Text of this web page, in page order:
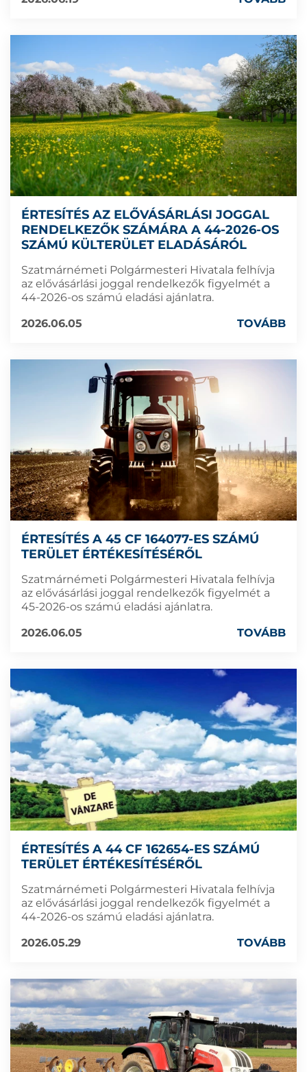
ÉRTESÍTÉS AZ ELŐVÁSÁRLÁSI JOGGAL
RENDELKEZŐK SZÁMÁRA A 44-2026-OS
SZÁMÚ KÜLTERÜLET ELADÁSÁRÓL
Szatmárnémeti Polgármesteri Hivatala felhívja
az elővásárlási joggal rendelkezők figyelmét a
44-2026-os számú eladási ajánlatra.
2026.06.05
TOVÁBB
ÉRTESÍTÉS A 45 CF 164077-ES SZÁMÚ
TERÜLET ÉRTÉKESÍTÉSÉRŐL
Szatmárnémeti Polgármesteri Hivatala felhívja
az elővásárlási joggal rendelkezők figyelmét a
45-2026-os számú eladási ajánlatra.
2026.06.05
TOVÁBB
ÉRTESÍTÉS A 44 CF 162654-ES SZÁMÚ
TERÜLET ÉRTÉKESÍTÉSÉRŐL
Szatmárnémeti Polgármesteri Hivatala felhívja
az elővásárlási joggal rendelkezők figyelmét a
44-2026-os számú eladási ajánlatra.
2026.05.29
TOVÁBB